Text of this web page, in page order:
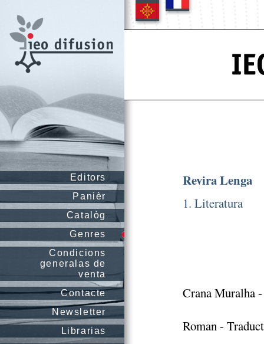
Editors
Panièr
Catalòg
Genres
Condicions
generalas de
venta
Contacte
Newsletter
Librarias
Revira Lenga
1. Literatura
Crana Muralha
Roman -